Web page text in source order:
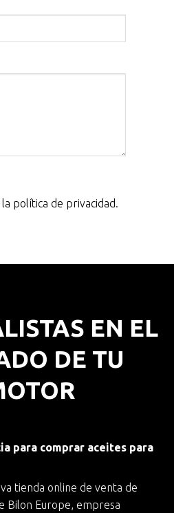
la política de privacidad.
EN EL
DE TU
para comprar aceites para
tienda online de venta de
Bilon Europe , empresa